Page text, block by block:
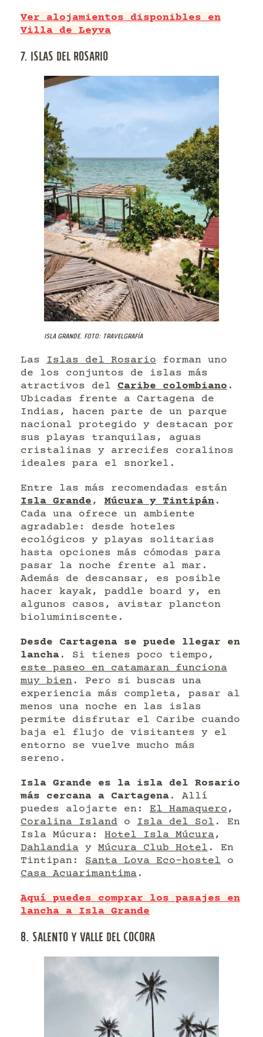
Ver alojamientos disponibles en
Villa de Leyva
7. ISLAS DEL ROSARIO
Isla Grande. Foto: Travelgrafía
Las Islas del Rosario forman uno
de los conjuntos de islas más
atractivos del Caribe colombiano .
Ubicadas frente a Cartagena de
Indias, hacen parte de un parque
nacional protegido y destacan por
sus playas tranquilas, aguas
cristalinas y arrecifes coralinos
ideales para el snorkel.
Entre las más recomendadas están
Isla Grande, Múcura y Tintipán .
Cada una ofrece un ambiente
agradable: desde hoteles
ecológicos y playas solitarias
hasta opciones más cómodas para
pasar la noche frente al mar.
Además de descansar, es posible
hacer kayak, paddle board y, en
algunos casos, avistar plancton
bioluminiscente.
Desde Cartagena se puede llegar en
lancha . Si tienes poco tiempo,
este paseo en catamaran funciona
muy bien . Pero si buscas una
experiencia más completa, pasar al
menos una noche en las islas
permite disfrutar el Caribe cuando
baja el flujo de visitantes y el
entorno se vuelve mucho más
sereno.
Isla Grande es la isla del Rosario
más cercana a Cartagena . Allí
puedes alojarte en: El Hamaquero,
Coralina Island o Isla del Sol . En
Isla Múcura: Hotel Isla Múcura,
Dahlandia y Múcura Club Hotel . En
Tintipan: Santa Lova Eco-hostel o
Casa Acuarimantima .
Aquí puedes comprar los pasajes en
lancha a Isla Grande
8. SALENTO Y VALLE DEL COCORA